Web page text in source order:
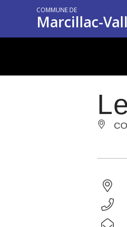
COMMUNE DE
Marcillac-